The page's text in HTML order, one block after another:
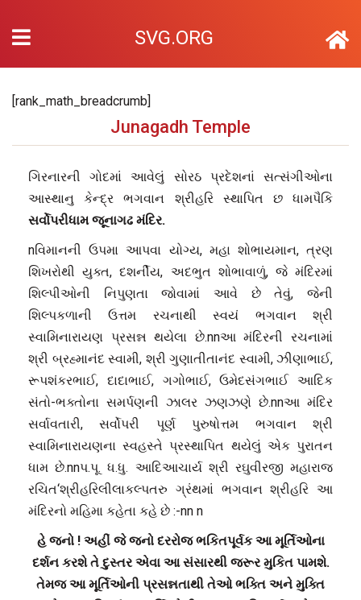
SVG.ORG
[rank_math_breadcrumb]
Junagadh Temple
ગિરનારની ગોદમાં આવેલું સોરઠ પ્રદેશનાં સત્સંગીઓના
આસ્થાનુ કેન્દ્ર ભગવાન શ્રીહરિ સ્થાપિત છ ધામપૈકિ
સર્વોપરીધામ જૂનાગઢ મંદિર.
nવિમાનની ઉપમા આપવા યોગ્ય, મહા શોભાયમાન, ત્રણ
શિખરોથી યુક્ત, દશર્નીય, અદભુત શોભાવાળું, જે મંદિરમાં
શિલ્પીઓની નિપુણતા જોવામાં આવે છે તેવું, જેની
શિલ્પકળાની ઉત્તમ રચનાથી સ્વયં ભગવાન શ્રી
સ્વામિનારાયણ પ્રસન્ન થયેલા છે.nnઆ મંદિરની રચનામાં
શ્રી બ્રહ્માનંદ સ્વામી, શ્રી ગુણાતીતાનંદ સ્વામી, ઝીણાભાઈ,
રૂપશંકરભાઈ, દાદાભાઈ, ગગોભાઈ, ઉમેદસંગભાઈ આદિક
સંતો-ભક્તોના સમર્પણની ઝાલર ઝણઝણે છે.nnઆ મંદિર
સર્વાવતારી, સર્વોપરી પૂર્ણ પુરુષોત્તમ ભગવાન શ્રી
સ્વામિનારાયણના સ્વહસ્તે પ્રસ્થાપિત થયેલું એક પુરાતન
ધામ છે.nnપ.પૂ. ધ.ધુ. આદિઆચાર્ય શ્રી રઘુવીરજી મહારાજ
રચિત‘શ્રીહરિલીલાકલ્પતરુ ગ્રંથમાં ભગવાન શ્રીહરિ આ
મંદિરનો મહિમા કહેતા કહે છે :-nn n
હે જનો ! અહીં જે જનો દરરોજ ભકિતપૂર્વક આ મૂર્તિઓના
દર્શન કરશે તે દુસ્તર એવા આ સંસારથી જરૂર મુકિત પામશે.
તેમજ આ મૂર્તિઓની પ્રસન્નતાથી તેઓ ભક્તિ અને મુક્તિ